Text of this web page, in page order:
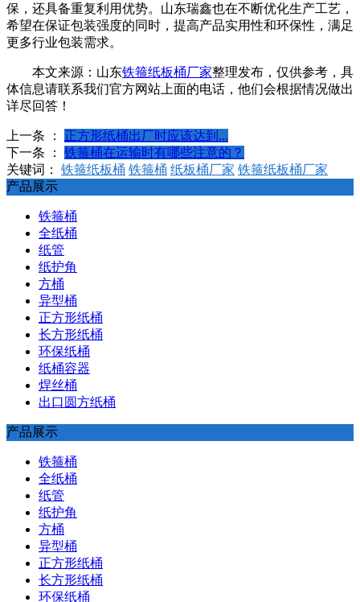
保，还具备重复利用优势。山东瑞鑫也在不断优化生产工艺，
希望在保证包装强度的同时，提高产品实用性和环保性，满足
更多行业包装需求。
本文来源：山东铁箍纸板桶厂家整理发布，仅供参考，具
体信息请联系我们官方网站上面的电话，他们会根据情况做出
详尽回答！
上一条 ：
正方形纸桶出厂时应该达到...
下一条 ：
铁箍桶在运输时有哪些注意的？
关键词： 铁箍纸板桶 铁箍桶 纸板桶厂家 铁箍纸板桶厂家
产品展示
铁箍桶
全纸桶
纸管
纸护角
方桶
异型桶
正方形纸桶
长方形纸桶
环保纸桶
纸桶容器
焊丝桶
出口圆方纸桶
产品展示
铁箍桶
全纸桶
纸管
纸护角
方桶
异型桶
正方形纸桶
长方形纸桶
环保纸桶